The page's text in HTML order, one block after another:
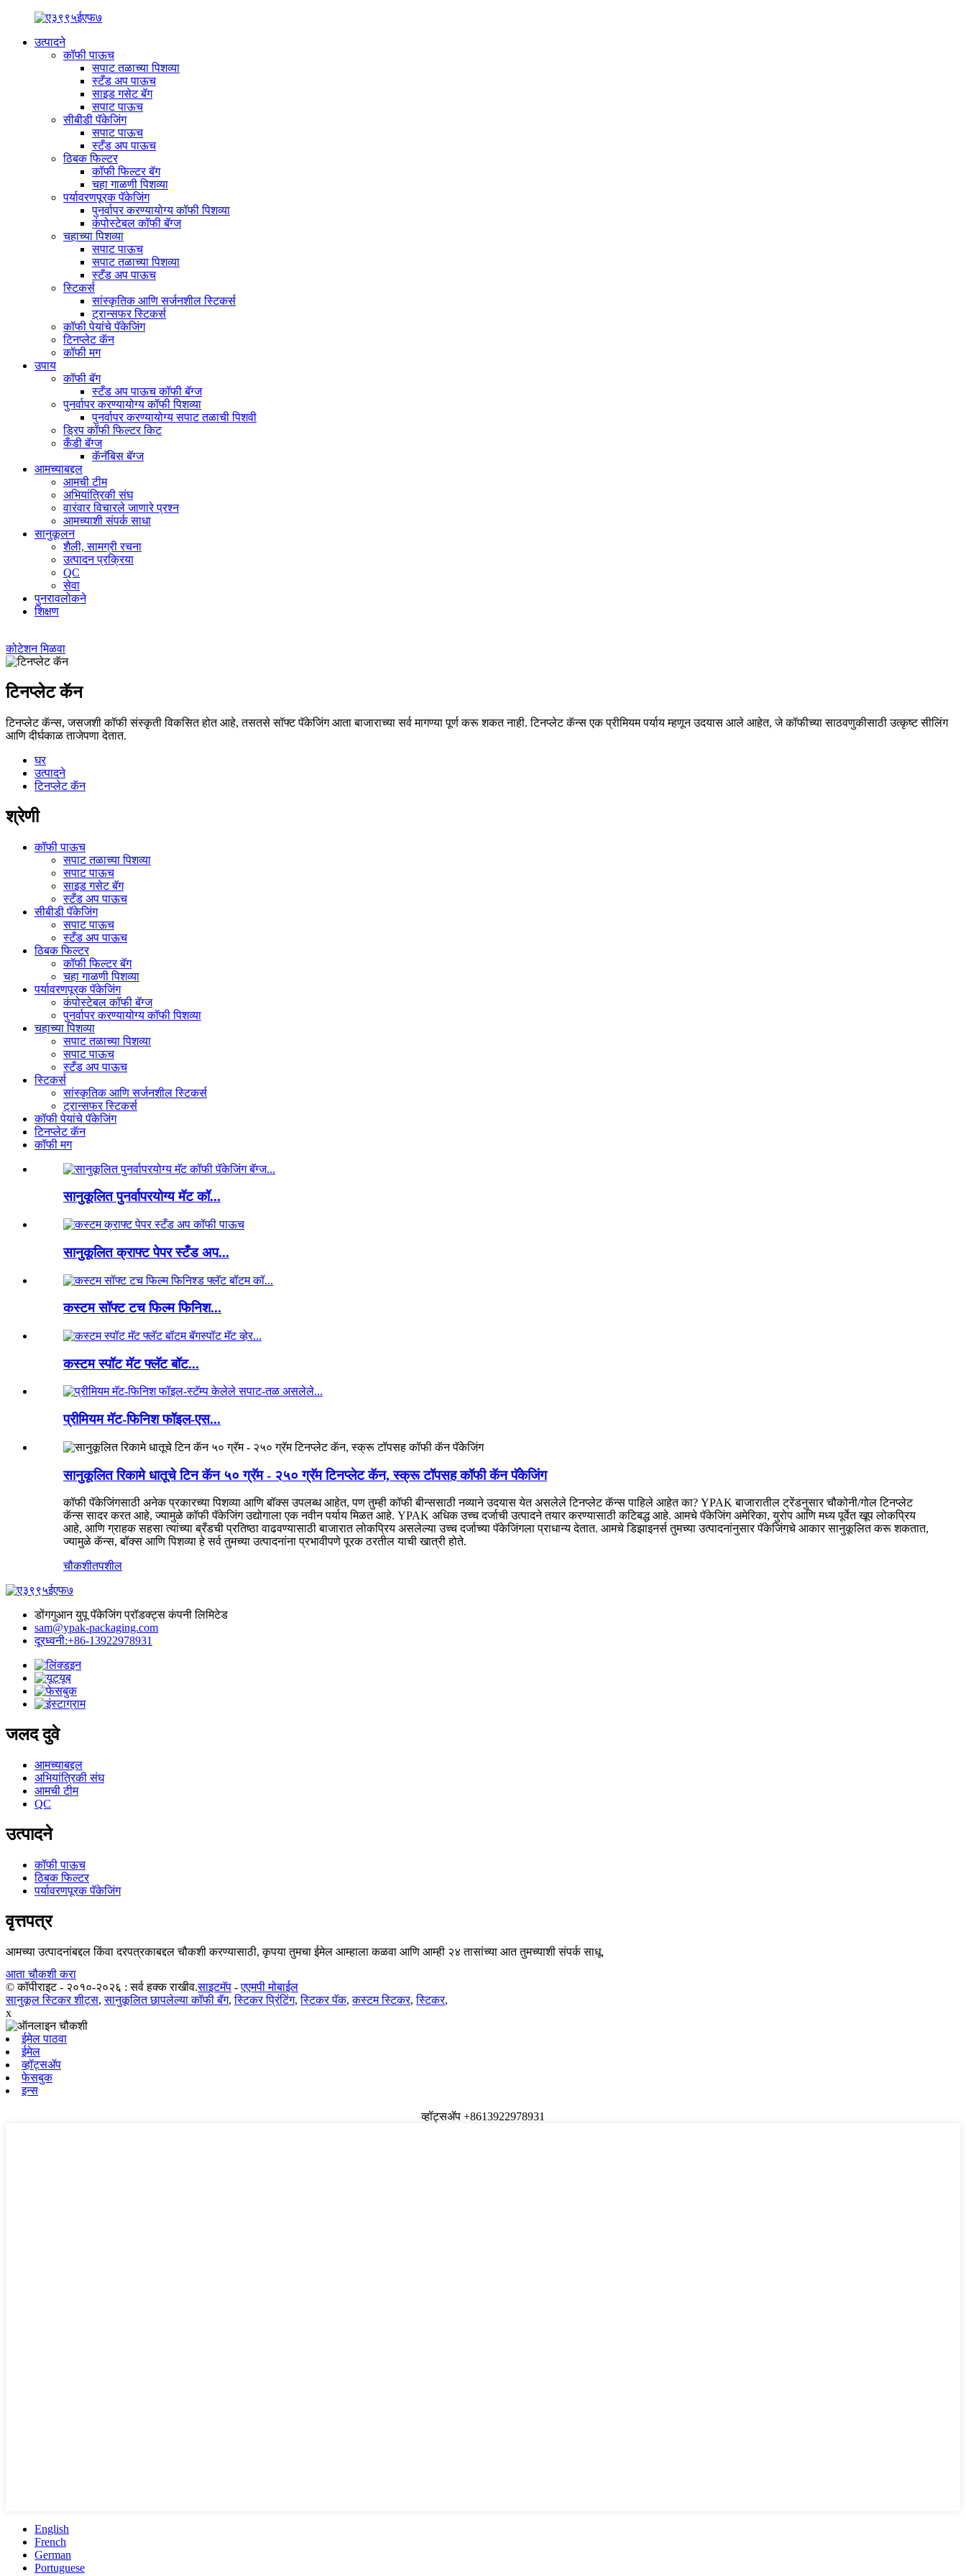
उत्पादने
कॉफी पाऊच
सपाट तळाच्या पिशव्या
स्टँड अप पाऊच
साइड गसेट बॅग
सपाट पाऊच
सीबीडी पॅकेजिंग
सपाट पाऊच
स्टँड अप पाऊच
ठिबक फिल्टर
कॉफी फिल्टर बॅग
चहा गाळणी पिशव्या
पर्यावरणपूरक पॅकेजिंग
पुनर्वापर करण्यायोग्य कॉफी पिशव्या
कंपोस्टेबल कॉफी बॅग्ज
चहाच्या पिशव्या
सपाट पाऊच
सपाट तळाच्या पिशव्या
स्टँड अप पाऊच
स्टिकर्स
सांस्कृतिक आणि सर्जनशील स्टिकर्स
ट्रान्सफर स्टिकर्स
कॉफी पेयांचे पॅकेजिंग
टिनप्लेट कॅन
कॉफी मग
उपाय
कॉफी बॅग
स्टँड अप पाऊच कॉफी बॅग्ज
पुनर्वापर करण्यायोग्य कॉफी पिशव्या
पुनर्वापर करण्यायोग्य सपाट तळाची पिशवी
ड्रिप कॉफी फिल्टर किट
कँडी बॅग्ज
कॅनॅबिस बॅग्ज
आमच्याबद्दल
आमची टीम
अभियांत्रिकी संघ
वारंवार विचारले जाणारे प्रश्न
आमच्याशी संपर्क साधा
सानुकूलन
शैली, सामग्री रचना
उत्पादन प्रक्रिया
QC
सेवा
पुनरावलोकने
शिक्षण
कोटेशन मिळवा
टिनप्लेट कॅन
टिनप्लेट कॅन्स, जसजशी कॉफी संस्कृती विकसित होत आहे, तसतसे सॉफ्ट पॅकेजिंग आता बाजाराच्या सर्व मागण्या पूर्ण करू शकत नाही. टिनप्लेट कॅन्स एक प्रीमियम पर्याय म्हणून उदयास आले आहेत, जे कॉफीच्या साठवणुकीसाठी उत्कृष्ट सीलिंग
आणि दीर्घकाळ ताजेपणा देतात.
घर
उत्पादने
टिनप्लेट कॅन
श्रेणी
कॉफी पाऊच
सपाट तळाच्या पिशव्या
सपाट पाऊच
साइड गसेट बॅग
स्टँड अप पाऊच
सीबीडी पॅकेजिंग
सपाट पाऊच
स्टँड अप पाऊच
ठिबक फिल्टर
कॉफी फिल्टर बॅग
चहा गाळणी पिशव्या
पर्यावरणपूरक पॅकेजिंग
कंपोस्टेबल कॉफी बॅग्ज
पुनर्वापर करण्यायोग्य कॉफी पिशव्या
चहाच्या पिशव्या
सपाट तळाच्या पिशव्या
सपाट पाऊच
स्टँड अप पाऊच
स्टिकर्स
सांस्कृतिक आणि सर्जनशील स्टिकर्स
ट्रान्सफर स्टिकर्स
कॉफी पेयांचे पॅकेजिंग
टिनप्लेट कॅन
कॉफी मग
सानुकूलित पुनर्वापरयोग्य मॅट कॉ...
सानुकूलित क्राफ्ट पेपर स्टँड अप...
कस्टम सॉफ्ट टच फिल्म फिनिश...
कस्टम स्पॉट मॅट फ्लॅट बॉट...
प्रीमियम मॅट-फिनिश फॉइल-एस...
सानुकूलित रिकामे धातूचे टिन कॅन ५० ग्रॅम - २५० ग्रॅम टिनप्लेट कॅन, स्क्रू टॉपसह कॉफी कॅन पॅकेजिंग
कॉफी पॅकेजिंगसाठी अनेक प्रकारच्या पिशव्या आणि बॉक्स उपलब्ध आहेत, पण तुम्ही कॉफी बीन्ससाठी नव्याने उदयास येत असलेले टिनप्लेट कॅन्स पाहिले आहेत का? YPAK बाजारातील ट्रेंडनुसार चौकोनी/गोल टिनप्लेट
कॅन्स सादर करत आहे, ज्यामुळे कॉफी पॅकेजिंग उद्योगाला एक नवीन पर्याय मिळत आहे. YPAK अधिक उच्च दर्जाची उत्पादने तयार करण्यासाठी कटिबद्ध आहे. आमचे पॅकेजिंग अमेरिका, युरोप आणि मध्य पूर्वेत खूप लोकप्रिय
आहे, आणि ग्राहक सहसा त्यांच्या ब्रँडची प्रतिष्ठा वाढवण्यासाठी बाजारात लोकप्रिय असलेल्या उच्च दर्जाच्या पॅकेजिंगला प्राधान्य देतात. आमचे डिझाइनर्स तुमच्या उत्पादनांनुसार पॅकेजिंगचे आकार सानुकूलित करू शकतात,
ज्यामुळे कॅन्स, बॉक्स आणि पिशव्या हे सर्व तुमच्या उत्पादनांना प्रभावीपणे पूरक ठरतील याची खात्री होते.
चौकशीतपशील
डोंगगुआन युपू पॅकेजिंग प्रॉडक्ट्स कंपनी लिमिटेड
sam@ypak-packaging.com
दूरध्वनी:+86-13922978931
जलद दुवे
आमच्याबद्दल
अभियांत्रिकी संघ
आमची टीम
QC
उत्पादने
कॉफी पाऊच
ठिबक फिल्टर
पर्यावरणपूरक पॅकेजिंग
वृत्तपत्र
आमच्या उत्पादनांबद्दल किंवा दरपत्रकाबद्दल चौकशी करण्यासाठी, कृपया तुमचा ईमेल आम्हाला कळवा आणि आम्ही २४ तासांच्या आत तुमच्याशी संपर्क साधू.
आता चौकशी करा
© कॉपीराइट - २०१०-२०२६ : सर्व हक्क राखीव.साइटमॅप -एएमपी मोबाईल
सानुकूल स्टिकर शीट्स,सानुकूलित छापलेल्या कॉफी बॅग,स्टिकर प्रिंटिंग,स्टिकर पॅक,कस्टम स्टिकर,स्टिकर,
x
ईमेल पाठवा
ईमेल
व्हॉट्सॲप
फेसबुक
इन्स
व्हॉट्सॲप +8613922978931
English
French
German
Portuguese